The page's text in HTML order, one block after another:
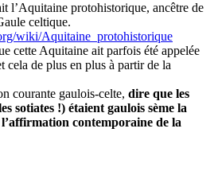
l’Aquitaine protohistorique, ancêtre de
celtique.
wiki/Aquitaine_protohistorique
cette Aquitaine ait parfois été appelée
cela de plus en plus à partir de la
courante gaulois-celte, dire que les
sotiates !) étaient gaulois sème la
contemporaine de la